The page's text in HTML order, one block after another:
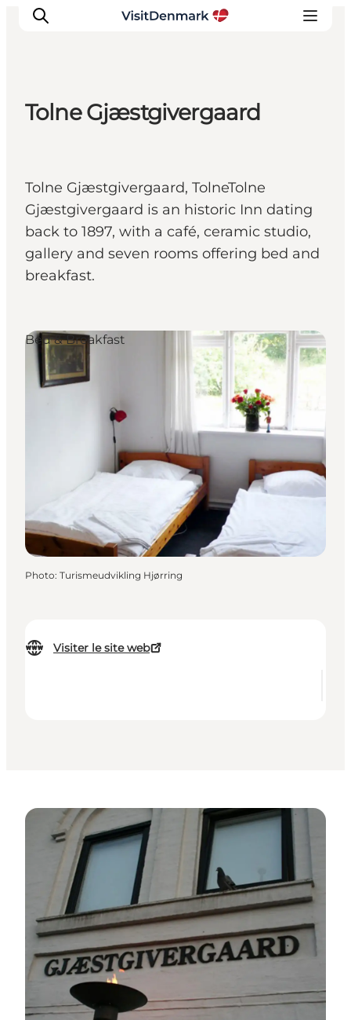
Quoi faire
Hébergements
Planifiez votre voyage
Tolne Gjæstgivergaard
Tolne Gjæstgivergaard, TolneTolne
Gjæstgivergaard is an historic Inn dating
back to 1897, with a café, ceramic studio,
gallery and seven rooms offering bed and
breakfast.
Visiter le site web
Bed & Breakfast
Photo: Turismeudvikling Hjørring